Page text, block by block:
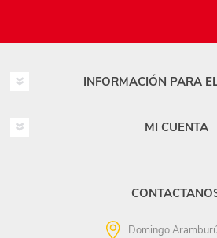
INFORMACIÓN PARA
MI CUENTA
Domingo